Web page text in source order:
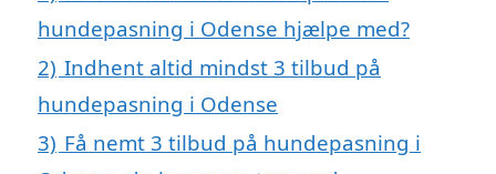
hundepasning i Odense hjælpe med?
2) Indhent altid mindst 3 tilbud på
hundepasning i Odense
3) Få nemt 3 tilbud på hundepasning i